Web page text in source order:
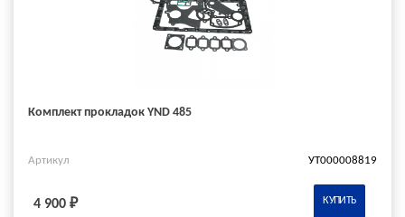
Комплект прокладок YND 485
Артикул УТ000008819
4 900 ₽ КУПИТЬ